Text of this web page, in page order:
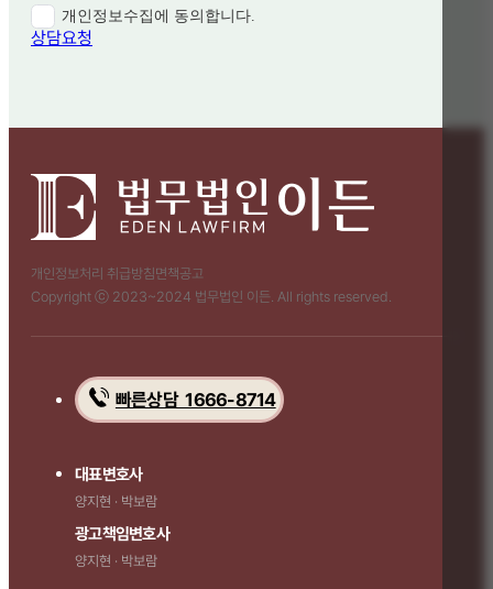
개인정보수집에 동의합니다.
상담요청
개인정보처리 취급방침 면책공고
Copyright ⓒ 2023~2024 법무법인 이든. All rights reserved.
빠른상담 1666-8714
대표변호사
양지현 · 박보람
광고책임변호사
양지현 · 박보람